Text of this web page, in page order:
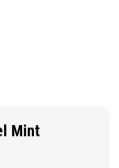
Mint